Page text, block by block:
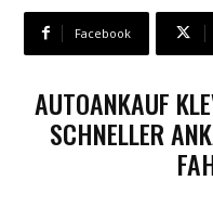
Facebook
AUTOANKAUF
SCHNELLER